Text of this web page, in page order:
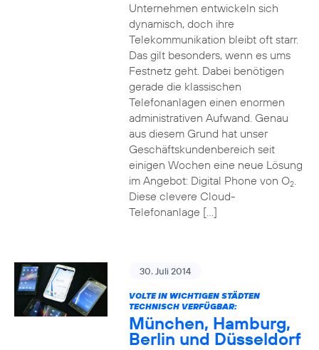
Unternehmen entwickeln sich
dynamisch, doch ihre
Telekommunikation bleibt oft starr.
Das gilt besonders, wenn es ums
Festnetz geht. Dabei benötigen
gerade die klassischen
Telefonanlagen einen enormen
administrativen Aufwand. Genau
aus diesem Grund hat unser
Geschäftskundenbereich seit
einigen Wochen eine neue Lösung
im Angebot: Digital Phone von O2.
Diese clevere Cloud-
Telefonanlage […]
30. Juli 2014
VOLTE IN WICHTIGEN STÄDTEN
TECHNISCH VERFÜGBAR:
München, Hamburg,
Berlin und Düsseldorf